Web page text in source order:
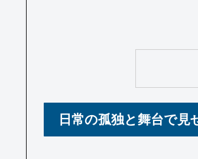
日常の孤独と舞台で